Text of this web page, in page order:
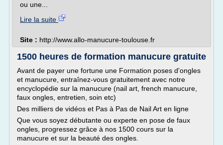
ou une...
Lire la suite
Site : http://www.allo-manucure-toulouse.fr
1500 heures de formation manucure gratuite
Avant de payer une fortune une Formation poses d'ongles
et manucure, entraînez-vous gratuitement avec notre
encyclopédie sur la manucure (nail art, french manucure,
faux ongles, entretien, soin etc)
Des milliers de vidéos et Pas à Pas de Nail Art en ligne
Que vous soyez débutante ou experte en pose de faux
ongles, progressez grâce à nos 1500 cours sur la
manucure et sur la beauté des ongles.